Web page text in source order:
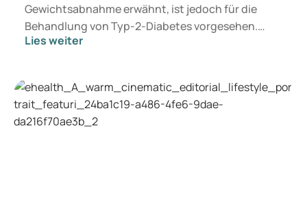
Gewichtsabnahme erwähnt, ist jedoch für die
Behandlung von Typ-2-Diabetes vorgesehen.
Wenn Sie eine Therapie zur Gewichtskontrolle
Sie geeignet ist, entscheidet ein Arzt auf
Grundlage Ihrer Gesundheit, Ihres BMI und Ihres
Medikamentenkonsums.
Lies weiter